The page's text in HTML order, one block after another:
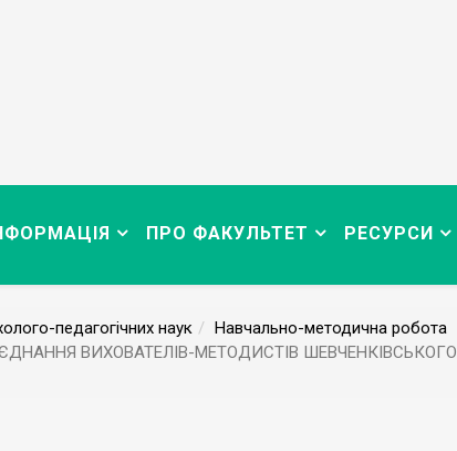
ПРО ФАКУЛЬТЕТ РЕСУРСИ
педагогічних наук
Навчально-методична робота
ВИХОВАТЕЛІВ-МЕТОДИСТІВ